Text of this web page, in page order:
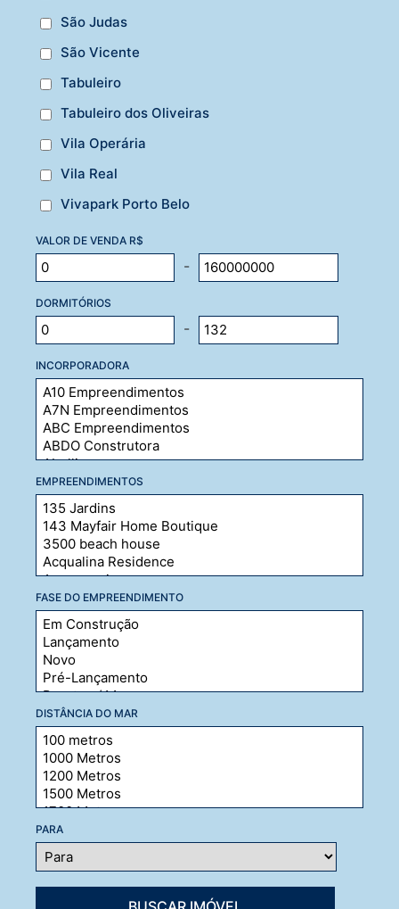
São Judas
São Vicente
Tabuleiro
Tabuleiro dos Oliveiras
Vila Operária
Vila Real
Vivapark Porto Belo
VALOR DE VENDA R$
-
DORMITÓRIOS
-
INCORPORADORA
EMPREENDIMENTOS
FASE DO EMPREENDIMENTO
DISTÂNCIA DO MAR
PARA